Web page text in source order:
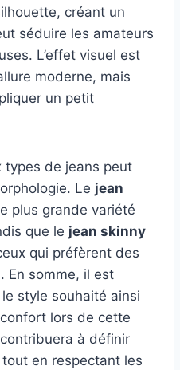
créant un
séduire les amateurs
L’effet visuel est
moderne, mais
un petit
types de jeans peut
Le jean
plus grande variété
que le jean skinny
qui préfèrent des
En somme, il est
style souhaité ainsi
lors de cette
à définir
en respectant les